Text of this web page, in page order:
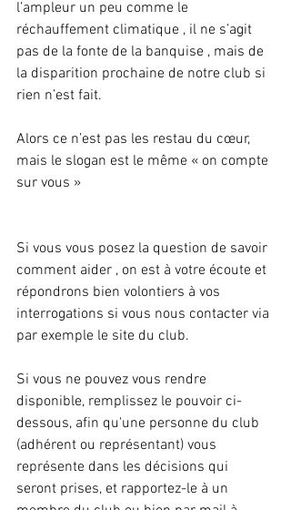
l’ampleur un peu comme le
réchauffement climatique , il ne s’agit
pas de la fonte de la banquise , mais de
la disparition prochaine de notre club si
rien n’est fait.
Alors ce n’est pas les restau du cœur,
mais le slogan est le même « on compte
sur vous »
Si vous vous posez la question de savoir
comment aider , on est à votre écoute et
répondrons bien volontiers à vos
interrogations si vous nous contacter via
par exemple le site du club.
Si vous ne pouvez vous rendre
disponible, remplissez le pouvoir ci-
dessous, afin qu'une personne du club
(adhérent ou représentant) vous
représente dans les décisions qui
seront prises, et rapportez-le à un